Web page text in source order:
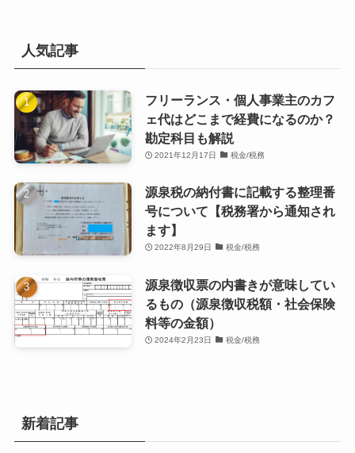
人気記事
フリーランス・個人事業主のカフ
ェ代はどこまで経費になるのか？
勘定科目も解説
2021年12月17日 税金/税務
源泉税の納付書に記載する整理番
号について【税務署から通知され
ます】
2022年8月29日 税金/税務
源泉徴収票の内書きが意味してい
るもの（源泉徴収税額・社会保険
料等の金額）
2024年2月23日 税金/税務
新着記事